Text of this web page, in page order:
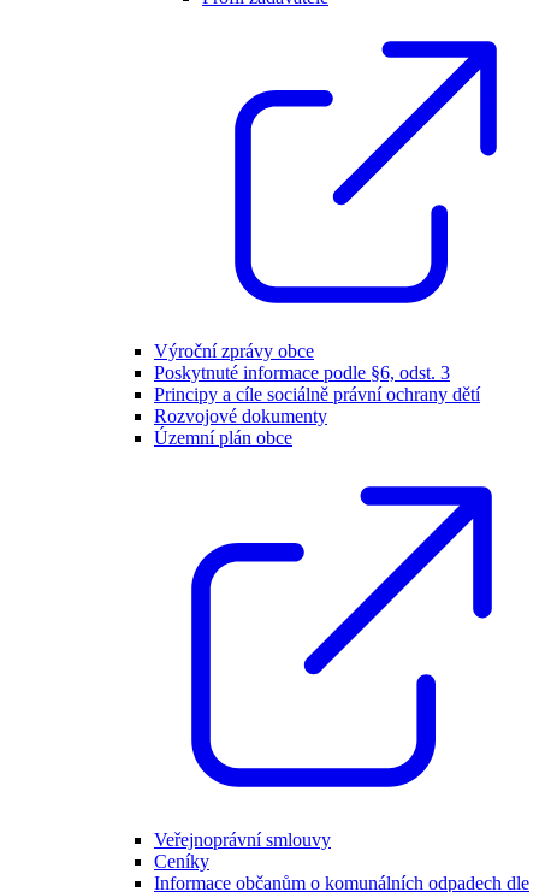
Výroční zprávy obce
Poskytnuté informace podle §6, odst. 3
Principy a cíle sociálně právní ochrany dětí
Rozvojové dokumenty
Územní plán obce
Veřejnoprávní smlouvy
Ceníky
Informace občanům o komunálních odpadech dle